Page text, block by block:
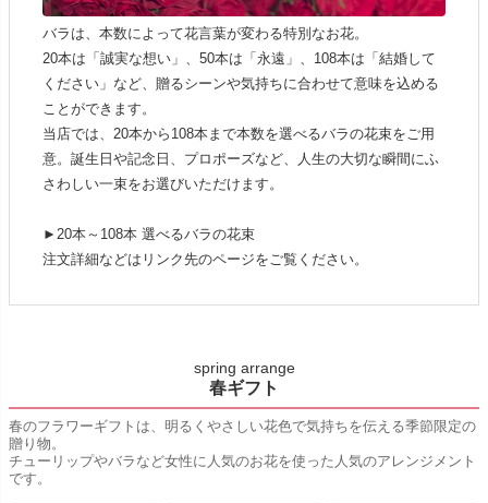
バラは、本数によって花言葉が変わる特別なお花。
20本は「誠実な想い」、50本は「永遠」、108本は「結婚して
ください」など、贈るシーンや気持ちに合わせて意味を込める
ことができます。
当店では、20本から108本まで本数を選べるバラの花束をご用
意。誕生日や記念日、プロポーズなど、人生の大切な瞬間にふ
さわしい一束をお選びいただけます。
►20本～108本 選べるバラの花束
注文詳細などはリンク先のページをご覧ください。
spring arrange
春ギフト
春のフラワーギフトは、明るくやさしい花色で気持ちを伝える季節限定の
贈り物。
チューリップやバラなど女性に人気のお花を使った人気のアレンジメント
です。